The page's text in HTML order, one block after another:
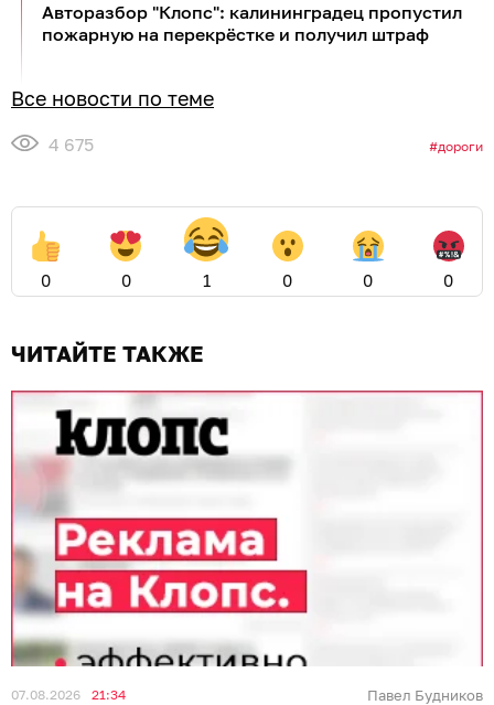
Авторазбор "Клопс": калининградец пропустил
пожарную на перекрёстке и получил штраф
Все новости по теме
4 675 дороги
0 0 1 0 0 0
ЧИТАЙТЕ ТАКЖЕ
07.08.2026 21:34 Павел Будников